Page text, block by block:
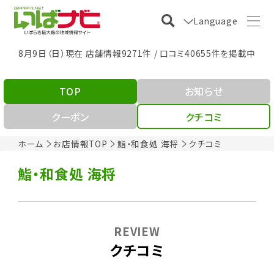
Language
8月9日（日）現在 店舗情報9271件 / 口コミ40655件を掲載中
ホーム お店情報TOP 鮨・和食処 海将 クチコミ
TOP
お知らせ
クーポン
クチコミ
鮨・和食処 海将
クチコミ
REVIEW